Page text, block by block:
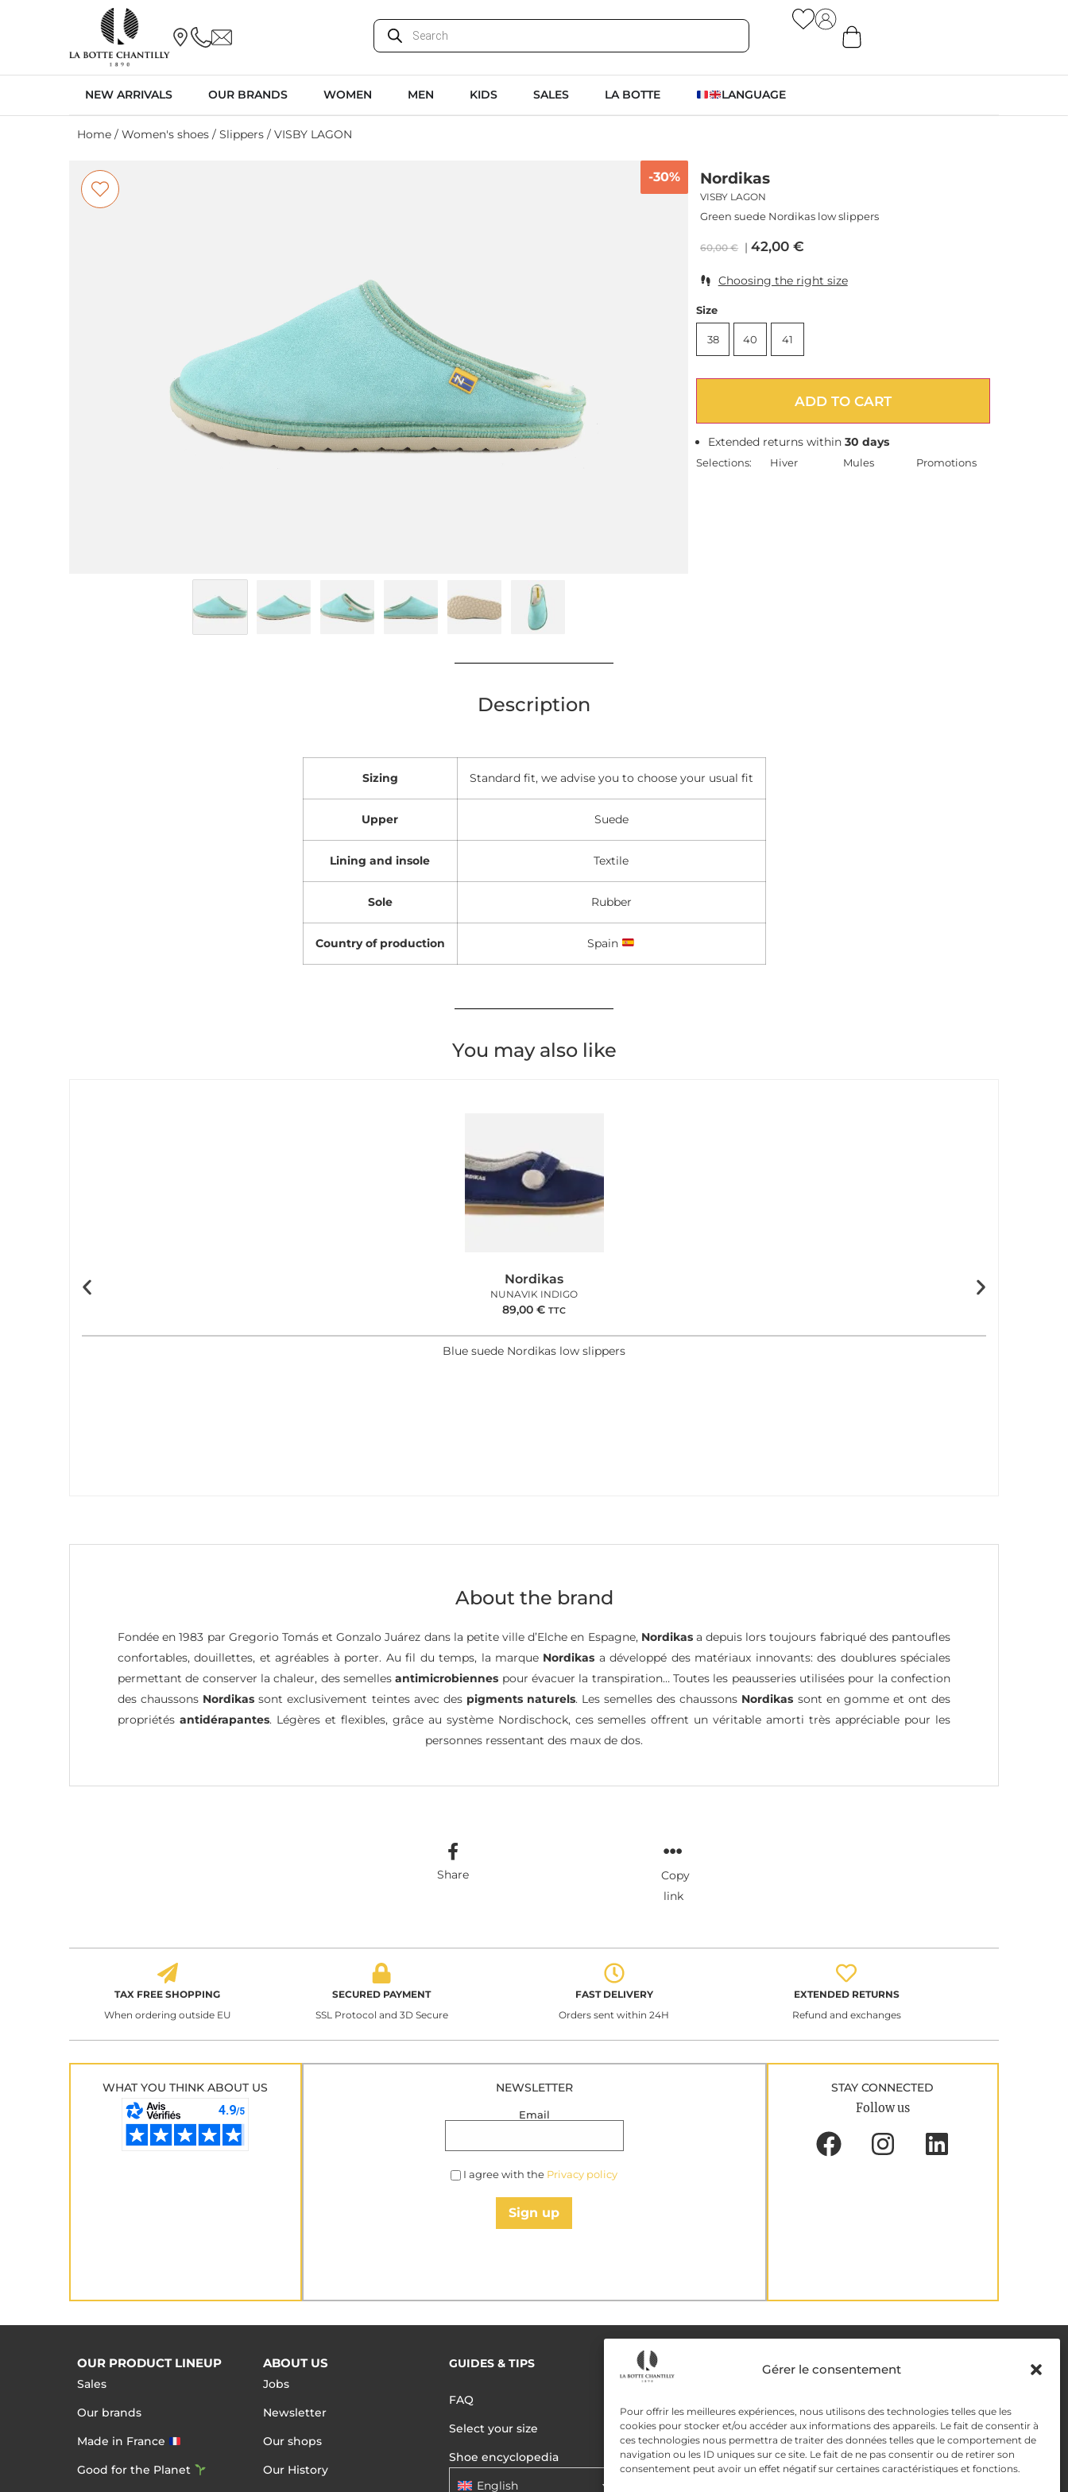
Gérer le consentement
Pour offrir les meilleures expériences, nous utilisons des technologies telles que les
cookies pour stocker et/ou accéder aux informations des appareils. Le fait de consentir à
ces technologies nous permettra de traiter des données telles que le comportement de
navigation ou les ID uniques sur ce site. Le fait de ne pas consentir ou de retirer son
consentement peut avoir un effet négatif sur certaines caractéristiques et fonctions.
NEW ARRIVALS OUR BRANDS WOMEN MEN KIDS SALES LA BOTTE LANGUAGE
Home / Women's shoes / Slippers / VISBY LAGON
-30% Nordikas
VISBY LAGON
Green suede Nordikas low slippers
60,00€ 42,00€
Choosing the right size
Size
38 40 41
ADD TO CART
Extended returns within 30 days
Selections: Hiver Mules Promotions
Description
Sizing Standard fit, we advise you to choose your usual fit
Upper Suede
Lining and insole Textile
Sole Rubber
Country of production Spain
You may also like
Nordikas
NUNAVIK INDIGO
89,00 € TTC
Blue suede Nordikas low slippers
About the brand
Fondée en 1983 par Gregorio Tomás et Gonzalo Juárez dans la petite ville d’Elche en Espagne, Nordikasa depuis lors toujours fabriqué des pantoufles
confortables, douillettes, et agréables à porter. Au fil du temps, la marqueNordikas a développé des matériaux innovants: des doublures spéciales
permettant de conserver la chaleur, des semellesantimicrobiennes pour évacuer la transpiration… Toutes les peausseries utilisées pour la confection
des chaussons Nordikas sont exclusivement teintes avec des pigments naturels. Les semelles des chaussons Nordikas sont en gomme et ont des
propriétés antidérapantes. Légères et flexibles, grâce au système Nordischock, ces semelles offrent un véritable amorti très appréciable pour les
personnes ressentant des maux de dos.
Share
Copy
link
TAX FREE SHOPPING
When ordering outside EU
SECURED PAYMENT
SSL Protocol and 3D Secure
FAST DELIVERY
Orders sent within 24H
EXTENDED RETURNS
Refund and exchanges
WHAT YOU THINK ABOUT US NEWSLETTER
Email
I agree with the Privacy policy
Sign up
STAY CONNECTED
Follow us
OUR PRODUCT LINEUP
Sales
Our brands
Made in France
Good for the Planet
ABOUT US
Jobs
Newsletter
Our shops
Our History
GUIDES & TIPS
FAQ
Select your size
Shoe encyclopedia
English
READ MORE
Terms of use
Privacy policy
Data Privacy Management
DELIVERY METHODS
PAYMENT METHODS